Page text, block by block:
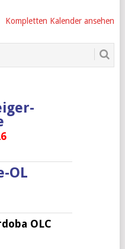
Kompletten Kalender ansehen
OL
OLC